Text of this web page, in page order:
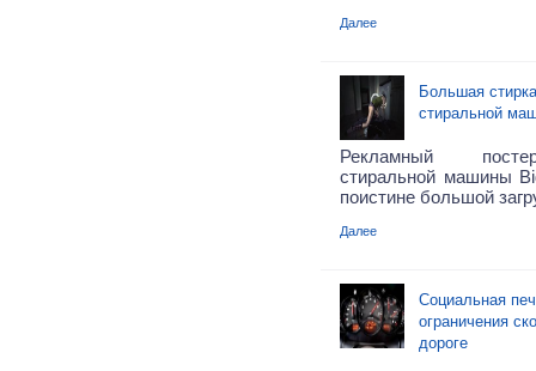
Далее
Большая
стиральной
Рекламный
стиральной машины
поистине большой
Далее
Социальная
ограничения
дороге